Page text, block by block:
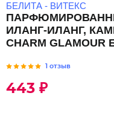
БЕЛИТА - ВИТЕКС
ИЛАНГ-ИЛАНГ,
CHARM
1 отзыв
443 ₽